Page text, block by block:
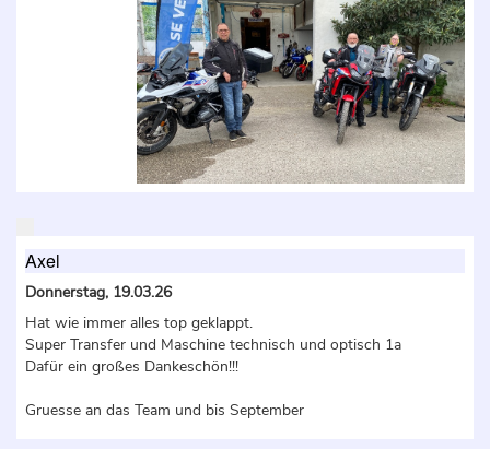
Axel
Donnerstag, 19.03.26
Hat wie immer alles top geklappt.
Super Transfer und Maschine technisch und optisch 1a
Dafür ein großes Dankeschön!!!
Gruesse an das Team und bis September